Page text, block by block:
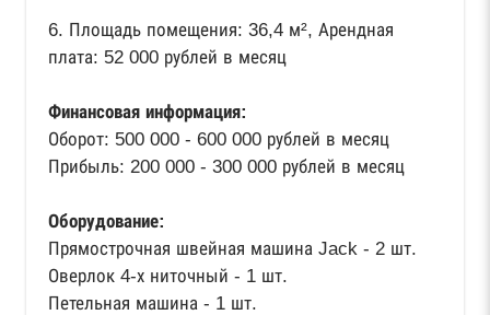
6. Площадь помещения: 36,4 м², Арендная
плата: 52 000 рублей в месяц
Финансовая информация:
Оборот: 500 000 - 600 000 рублей в месяц
Прибыль: 200 000 - 300 000 рублей в месяц
Оборудование:
Прямострочная швейная машина Jack - 2 шт.
Оверлок 4-х ниточный - 1 шт.
Петельная машина - 1 шт.